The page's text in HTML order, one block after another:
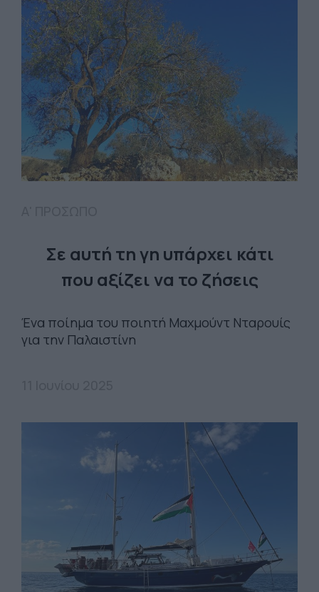
Σε αυτή τη γη υπάρχει κάτι
που αξίζει να το ζήσεις
Ένα ποίημα του ποιητή Μαχμούντ Νταρουίς
για την Παλαιστίνη